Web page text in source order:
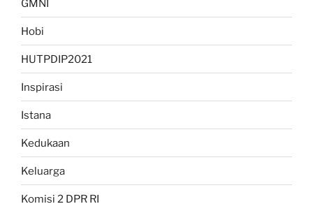
GMNI
Hobi
HUTPDIP2021
Inspirasi
Istana
Kedukaan
Keluarga
Komisi 2 DPR RI